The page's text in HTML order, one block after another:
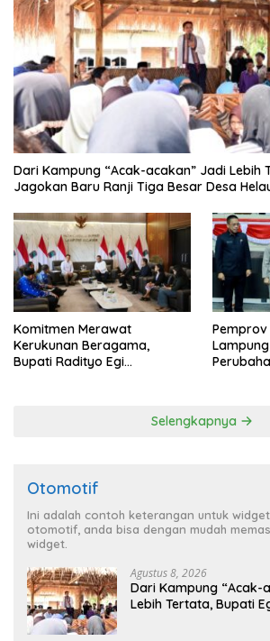
Dari Kampung “Acak-acakan” Jadi Lebih
Jagokan Baru Ranji Tiga Besar Desa
Komitmen Merawat
Kerukunan Beragama,
Bupati Radityo Egi
Pemprov
Selengkapnya
Otomotif
Ini adalah contoh keterangan untuk
otomotif, anda bisa dengan mudah
widget.
Agustus 8, 2026
Dari Kampung “Acak-
Lebih Tertata, Bupati